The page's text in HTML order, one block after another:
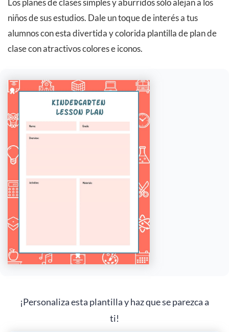
niños de sus estudios. Dale un toque de interés a tus
alumnos con esta divertida y colorida plantilla de plan de
clase con atractivos colores e iconos.
¡Personaliza esta plantilla y haz que se parezca a
ti!